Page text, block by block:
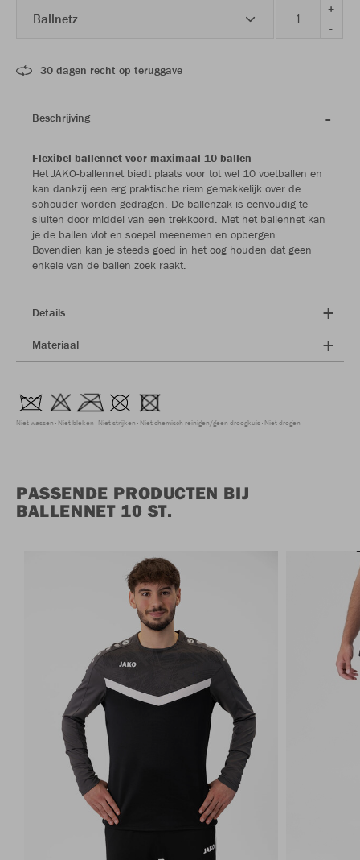
Ballnetz
+
-
30 dagen recht op teruggave
Beschrijving
Flexibel ballennet voor maximaal 10 ballen
Het JAKO-ballennet biedt plaats voor tot wel 10 voetballen en
kan dankzij een erg praktische riem gemakkelijk over de
schouder worden gedragen. De ballenzak is eenvoudig te
sluiten door middel van een trekkoord. Met het ballennet kan
je de ballen vlot en soepel meenemen en opbergen.
Bovendien kan je steeds goed in het oog houden dat geen
enkele van de ballen zoek raakt.
Details
Materiaal
Niet wassen Niet bleken Niet strijken Niet chemisch reinigen/geen droogkuis Niet drogen
PASSENDE PRODUCTEN BIJ
BALLENNET 10 ST.